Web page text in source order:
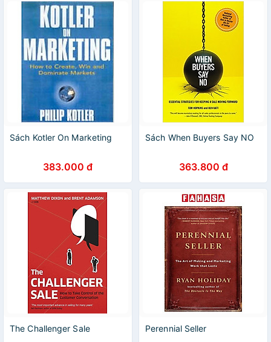
Sách Kotler On Marketing
383.000 đ
Sách When Buyers Say NO
363.800 đ
The Challenger Sale Perennial Seller